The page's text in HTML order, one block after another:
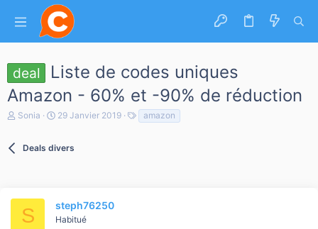
deal
Liste de codes uniques
Amazon - 60% et -90% de réduction
A
Sonia
D
e
b
u
29 Janvier 2019
a
amazon
Deals divers
S steph76250
Habitué